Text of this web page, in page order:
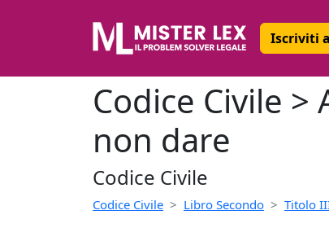
Iscriviti
Codice Civile
non dare
Codice Civile
Codice Civile Libro Secondo Titolo